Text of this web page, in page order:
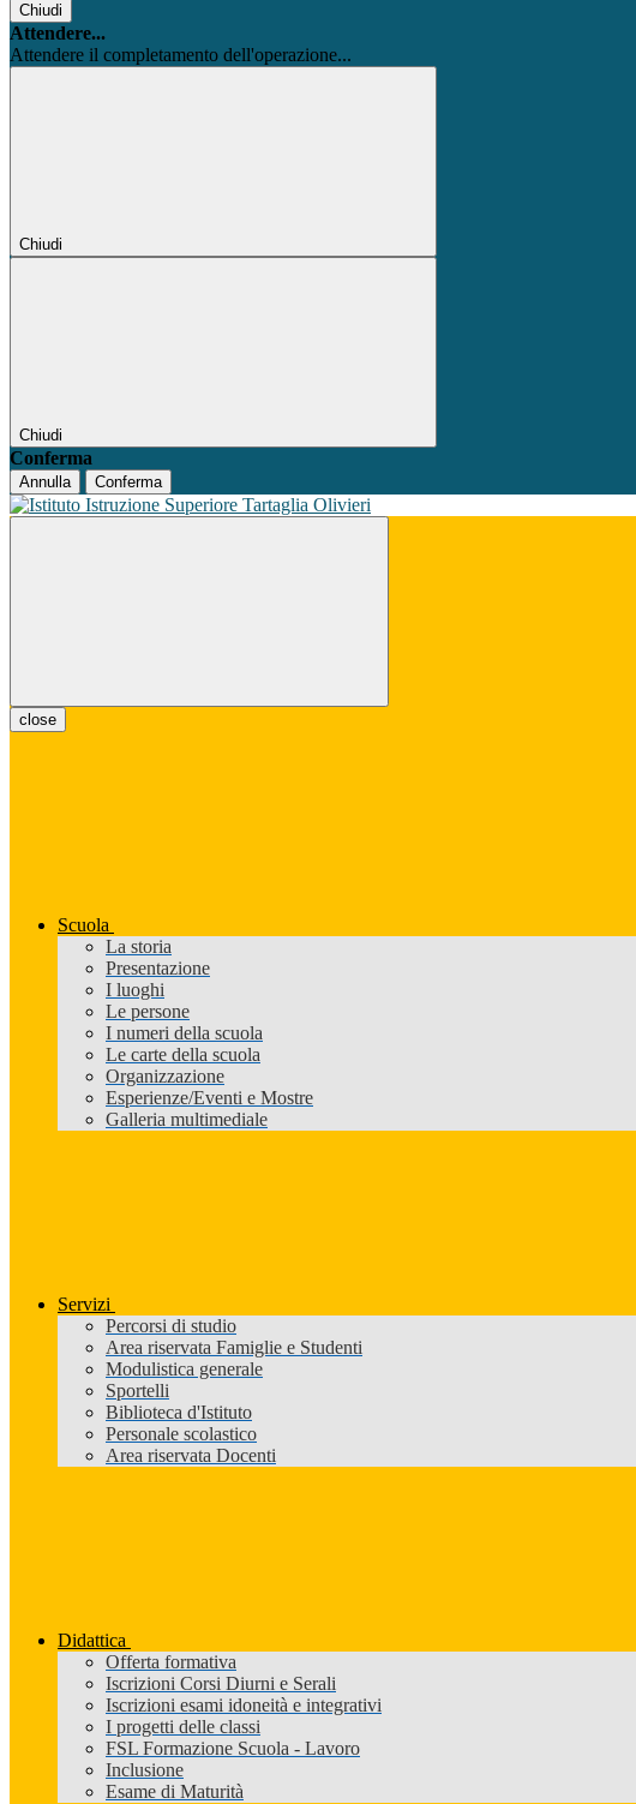
Chiudi
Attendere...
Attendere il completamento dell'operazione...
Chiudi
Chiudi
Conferma
Annulla Conferma
close
Scuola
La storia
Presentazione
I luoghi
Le persone
I numeri della scuola
Le carte della scuola
Organizzazione
Esperienze/Eventi e Mostre
Galleria multimediale
Servizi
Percorsi di studio
Area riservata Famiglie e Studenti
Modulistica generale
Sportelli
Biblioteca d'Istituto
Personale scolastico
Area riservata Docenti
Didattica
Offerta formativa
Iscrizioni Corsi Diurni e Serali
Iscrizioni esami idoneità e integrativi
I progetti delle classi
FSL Formazione Scuola - Lavoro
Inclusione
Esame di Maturità